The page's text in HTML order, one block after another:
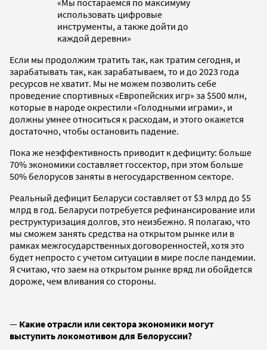
использовать цифровые
инструменты, а также дойти до
каждой деревни»
Если мы продолжим тратить так, как тратим сегодня, и
зарабатывать так, как зарабатываем, то и до 2023 года
ресурсов не хватит. Мы не можем позволить себе
проведение спортивных «Европейских игр» за $500 млн,
которые в народе окрестили «Голодными играми», и
должны умнее относиться к расходам, и этого окажется
достаточно, чтобы остановить падение.
Пока же неэффективность приводит к дефициту: больше
70% экономики составляет госсектор, при этом больше
50% белорусов заняты в негосударственном секторе.
Реальный дефицит Беларуси составляет от $3 млрд до $5
млрд в год. Беларуси потребуется рефинансирование или
реструктуризация долгов, это неизбежно. Я полагаю, что
мы сможем занять средства на открытом рынке или в
рамках межгосударственных договоренностей, хотя это
будет непросто с учетом ситуации в мире после пандемии.
Я считаю, что заем на открытом рынке вряд ли обойдется
дороже, чем вливания со стороны.
— Какие отрасли или сектора экономики могут
выступить локомотивом для Белоруссии?